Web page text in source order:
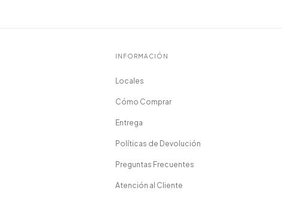
INFORMACIÓN
Locales
Cómo Comprar
Entrega
Políticas de Devolución
Preguntas Frecuentes
Atención al Cliente